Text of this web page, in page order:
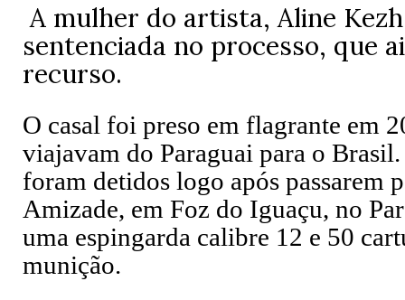
A mulher do artista, Aline
sentenciada no processo, que
recurso.
O casal foi preso em flagrante em
viajavam do Paraguai para o Brasil.
foram detidos logo após passarem
Amizade, em Foz do Iguaçu, no
uma espingarda calibre 12 e 50
munição.